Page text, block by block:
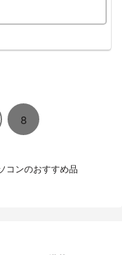
8
コンのおすすめ品